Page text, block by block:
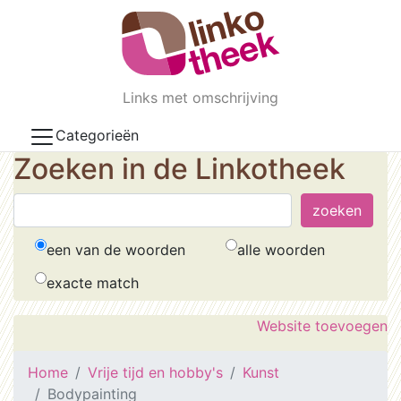
Skip to main content
Links met omschrijving
Categorieën
Zoeken in de Linkotheek
een van de woorden
alle woorden
exacte match
Website toevoegen
Home Vrije tijd en hobby's
Kunst
Bodypainting